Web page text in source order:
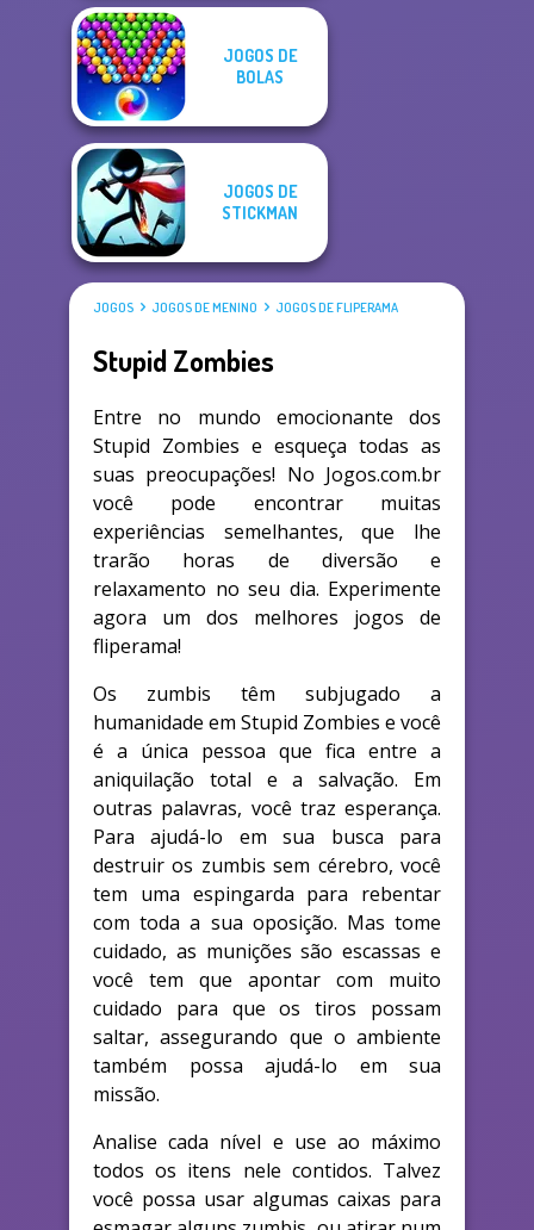
JOGOS DE
BOLAS
JOGOS DE
STICKMAN
JOGOS JOGOS DE MENINO JOGOS DE FLIPERAMA
Stupid Zombies
Entre no mundo emocionante dos
Stupid Zombies e esqueça todas as
suas preocupações! No Jogos.com.br
você pode encontrar muitas
experiências semelhantes, que lhe
trarão horas de diversão e
relaxamento no seu dia. Experimente
agora um dos melhores jogos de
fliperama!
Os zumbis têm subjugado a
humanidade em Stupid Zombies e você
é a única pessoa que fica entre a
aniquilação total e a salvação. Em
outras palavras, você traz esperança.
Para ajudá-lo em sua busca para
destruir os zumbis sem cérebro, você
tem uma espingarda para rebentar
com toda a sua oposição. Mas tome
cuidado, as munições são escassas e
você tem que apontar com muito
cuidado para que os tiros possam
saltar, assegurando que o ambiente
também possa ajudá-lo em sua
missão.
Analise cada nível e use ao máximo
todos os itens nele contidos. Talvez
você possa usar algumas caixas para